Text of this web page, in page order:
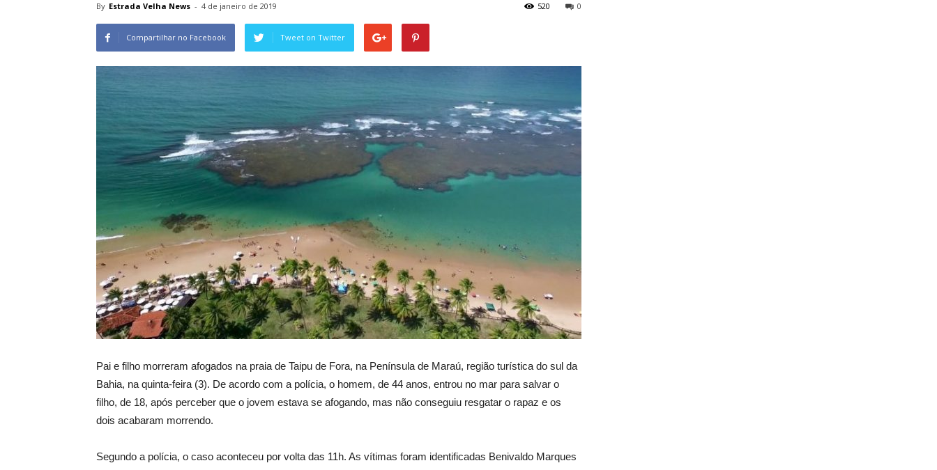
By Estrada Velha News - 4 de janeiro de 2019 0
520
Compartilhar no Facebook Tweet on Twitter
Pai e filho morreram afogados na praia de Taipu de Fora, na Península de Maraú, região turística do sul da
Bahia, na quinta-feira (3). De acordo com a polícia, o homem, de 44 anos, entrou no mar para salvar o
filho, de 18, após perceber que o jovem estava se afogando, mas não conseguiu resgatar o rapaz e os
dois acabaram morrendo.
Segundo a polícia, o caso aconteceu por volta das 11h. As vítimas foram identificadas Benivaldo Marques